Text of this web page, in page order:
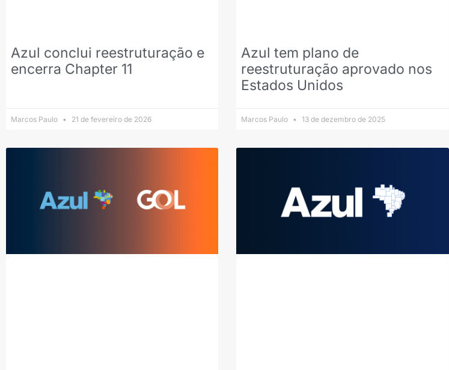
Azul conclui reestruturação e
encerra Chapter 11
Marcos Paulo 21 de fevereiro de 2026
Azul tem plano de
reestruturação aprovado nos
Estados Unidos
Marcos Paulo 13 de dezembro de 2025